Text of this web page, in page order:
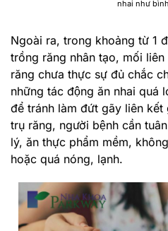
nhai như
Ngoài ra, trong khoảng từ 1
trồng răng nhân tạo, mối
răng chưa thực sự đủ chắc
những tác động ăn nhai quá
để tránh làm đứt gãy liên
trụ răng, người bệnh cần
lý, ăn thực phẩm mềm,
hoặc quá nóng, lạnh.